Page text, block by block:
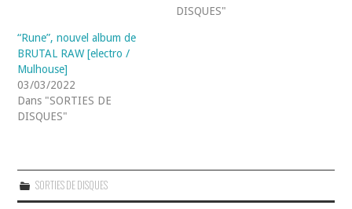
DISQUES"
“Rune”, nouvel album de
BRUTAL RAW [electro /
Mulhouse]
03/03/2022
Dans "SORTIES DE
DISQUES"
SORTIES DE DISQUES